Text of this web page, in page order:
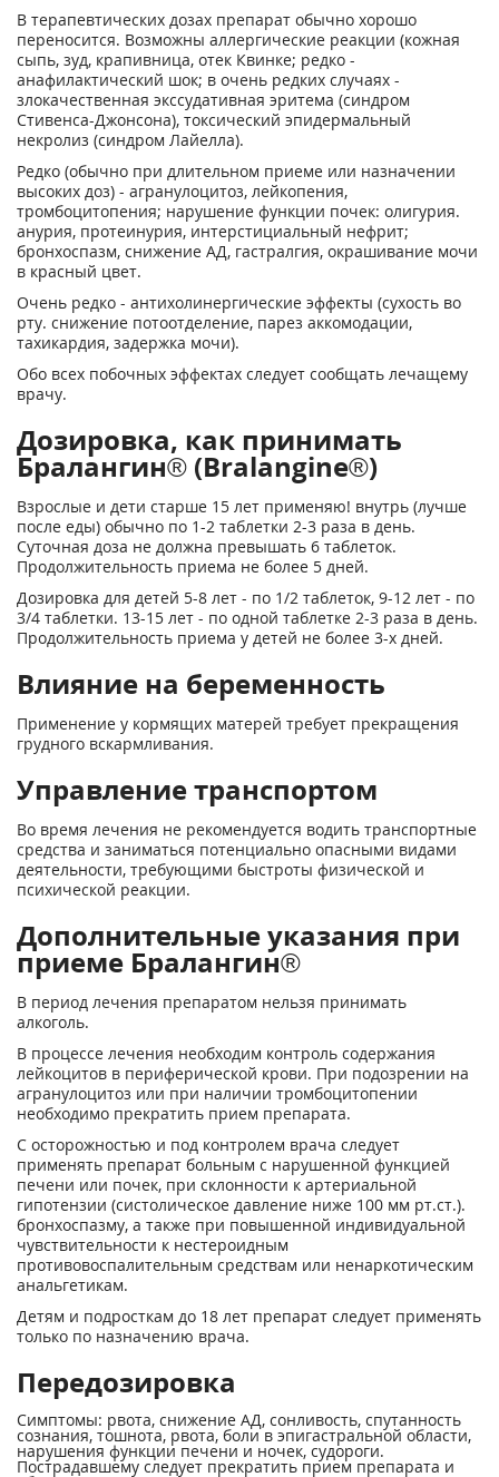
В терапевтических дозах препарат обычно хорошо
переносится. Возможны аллергические реакции (кожная
сыпь, зуд, крапивница, отек Квинке; редко -
анафилактический шок; в очень редких случаях -
злокачественная экссудативная эритема (синдром
Стивенса-Джонсона), токсический эпидермальный
некролиз (синдром Лайелла).
Редко (обычно при длительном приеме или назначении
высоких доз) - агранулоцитоз, лейкопения,
тромбоцитопения; нарушение функции почек: олигурия.
анурия, протеинурия, интерстициальный нефрит;
бронхоспазм, снижение АД, гастралгия, окрашивание мочи
в красный цвет.
Очень редко - антихолинергические эффекты (сухость во
рту. снижение потоотделение, парез аккомодации,
тахикардия, задержка мочи).
Обо всех побочных эффектах следует сообщать лечащему
врачу.
Дозировка, как принимать
Бралангин® (Bralangine®)
Взрослые и дети старше 15 лет применяю! внутрь (лучше
после еды) обычно по 1-2 таблетки 2-3 раза в день.
Суточная доза не должна превышать 6 таблеток.
Продолжительность приема не более 5 дней.
Дозировка для детей 5-8 лет - по 1/2 таблеток, 9-12 лет - по
3/4 таблетки. 13-15 лет - по одной таблетке 2-3 раза в день.
Продолжительность приема у детей не более 3-х дней.
Влияние на беременность
Применение у кормящих матерей требует прекращения
грудного вскармливания.
Управление транспортом
Во время лечения не рекомендуется водить транспортные
средства и заниматься потенциально опасными видами
деятельности, требующими быстроты физической и
психической реакции.
Дополнительные указания при
приеме Бралангин®
В период лечения препаратом нельзя принимать
алкоголь.
В процессе лечения необходим контроль содержания
лейкоцитов в периферической крови. При подозрении на
агранулоцитоз или при наличии тромбоцитопении
необходимо прекратить прием препарата.
С осторожностью и под контролем врача следует
применять препарат больным с нарушенной функцией
печени или почек, при склонности к артериальной
гипотензии (систолическое давление ниже 100 мм рт.ст.).
бронхоспазму, а также при повышенной индивидуальной
чувствительности к нестероидным
противовоспалительным средствам или ненаркотическим
анальгетикам.
Детям и подросткам до 18 лет препарат следует применять
только по назначению врача.
Передозировка
Симптомы: рвота, снижение АД, сонливость, спутанность
сознания, тошнота, рвота, боли в эпигастральной области,
нарушения функции печени и ночек, судороги.
Пострадавшему следует прекратить прием препарата и